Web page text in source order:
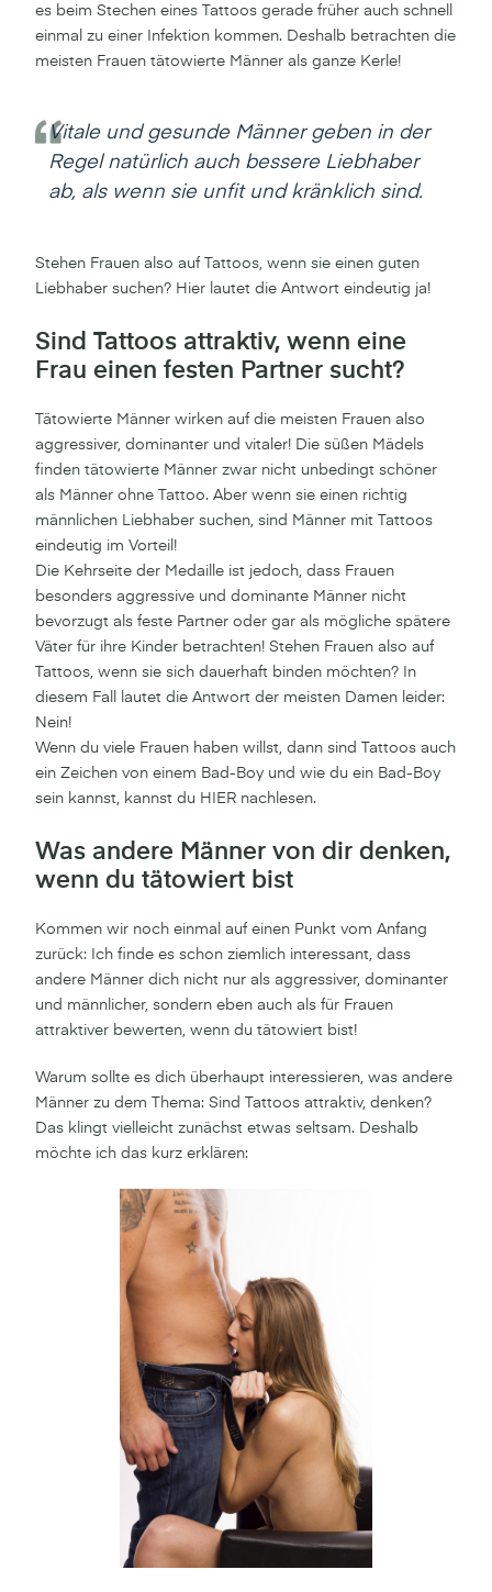
es beim Stechen eines Tattoos gerade früher auch schnell
einmal zu einer Infektion kommen. Deshalb betrachten die
meisten Frauen tätowierte Männer als ganze Kerle!
Vitale und gesunde Männer geben in der
Regel natürlich auch bessere Liebhaber
ab, als wenn sie unfit und kränklich sind.
Stehen Frauen also auf Tattoos, wenn sie einen guten
Liebhaber suchen? Hier lautet die Antwort eindeutig ja!
Sind Tattoos attraktiv, wenn eine
Frau einen festen Partner sucht?
Tätowierte Männer wirken auf die meisten Frauen also
aggressiver, dominanter und vitaler! Die süßen Mädels
finden tätowierte Männer zwar nicht unbedingt schöner
als Männer ohne Tattoo. Aber wenn sie einen richtig
männlichen Liebhaber suchen, sind Männer mit Tattoos
eindeutig im Vorteil!
Die Kehrseite der Medaille ist jedoch, dass Frauen
besonders aggressive und dominante Männer nicht
bevorzugt als feste Partner oder gar als mögliche spätere
Väter für ihre Kinder betrachten! Stehen Frauen also auf
Tattoos, wenn sie sich dauerhaft binden möchten? In
diesem Fall lautet die Antwort der meisten Damen leider:
Nein!
Wenn du viele Frauen haben willst, dann sind Tattoos auch
ein Zeichen von einem Bad-Boy und wie du ein Bad-Boy
sein kannst, kannst du HIER nachlesen.
Was andere Männer von dir denken,
wenn du tätowiert bist
Kommen wir noch einmal auf einen Punkt vom Anfang
zurück: Ich finde es schon ziemlich interessant, dass
andere Männer dich nicht nur als aggressiver, dominanter
und männlicher, sondern eben auch als für Frauen
attraktiver bewerten, wenn du tätowiert bist!
Warum sollte es dich überhaupt interessieren, was andere
Männer zu dem Thema: Sind Tattoos attraktiv, denken?
Das klingt vielleicht zunächst etwas seltsam. Deshalb
möchte ich das kurz erklären: